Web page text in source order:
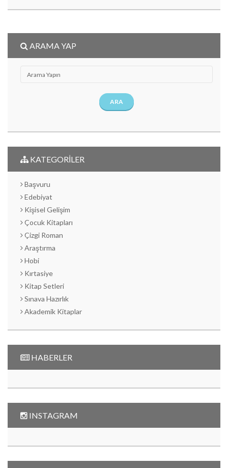
ARAMA YAP
ARA
KATEGORİLER
Başvuru
Edebiyat
Kişisel Gelişim
Çocuk Kitapları
Çizgi Roman
Araştırma
Hobi
Kırtasiye
Kitap Setleri
Sınava Hazırlık
Akademik Kitaplar
HABERLER
INSTAGRAM